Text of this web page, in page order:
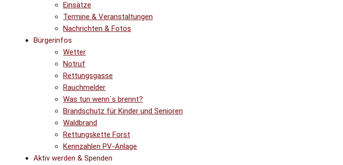
Einsätze
Termine & Veranstaltungen
Nachrichten & Fotos
Bürgerinfos
Wetter
Notruf
Rettungsgasse
Rauchmelder
Was tun wenn´s brennt?
Brandschutz für Kinder und Senioren
Waldbrand
Rettungskette Forst
Kennzahlen PV-Anlage
Aktiv werden & Spenden